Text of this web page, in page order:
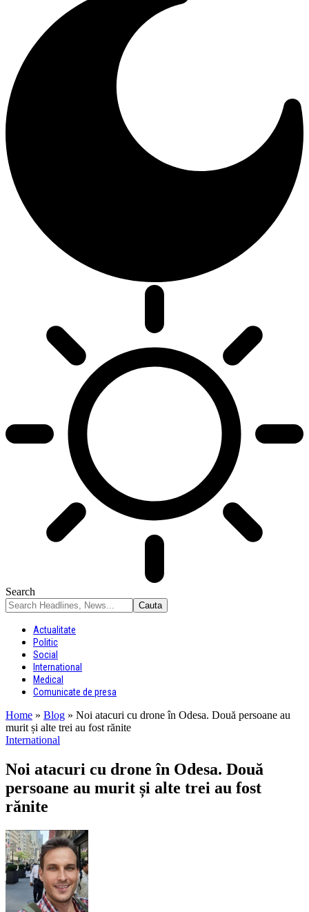
Search
Actualitate
Politic
Social
International
Medical
Comunicate de presa
Home » Blog » Noi atacuri cu drone în Odesa. Două persoane au
murit și alte trei au fost rănite
International
Noi atacuri cu drone în Odesa. Două
persoane au murit și alte trei au fost
rănite